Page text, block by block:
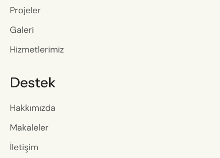
Projeler
Galeri
Hizmetlerimiz
Destek
Hakkımızda
Makaleler
İletişim